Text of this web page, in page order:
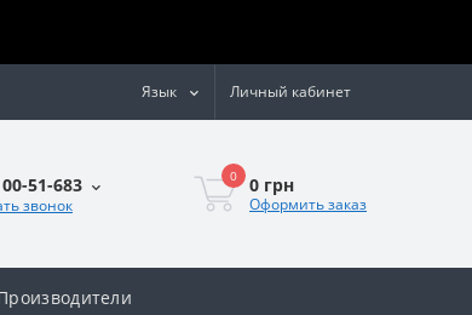
Язык Личный кабинет
51-683
звонок
0 0 грн
Оформить заказ